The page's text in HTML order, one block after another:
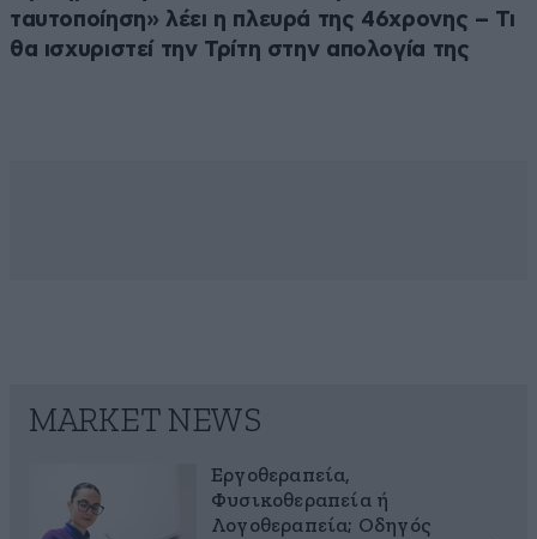
ταυτοποίηση» λέει η πλευρά της 46χρονης – Τι
θα ισχυριστεί την Τρίτη στην απολογία της
MARKET NEWS
Εργοθεραπεία,
Φυσικοθεραπεία ή
Λογοθεραπεία; Οδηγός